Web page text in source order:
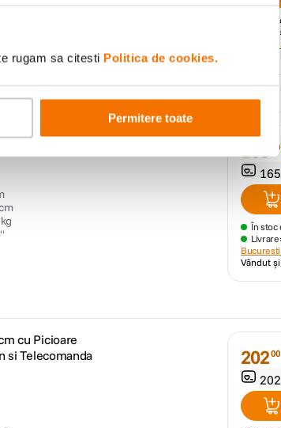
rugam sa citesti Politica de cookies.
Permitere toate
(pan/tilt)
În
Vândut
Video
00
În stoc
Vândut
cu Picioare
si Telecomanda
20200